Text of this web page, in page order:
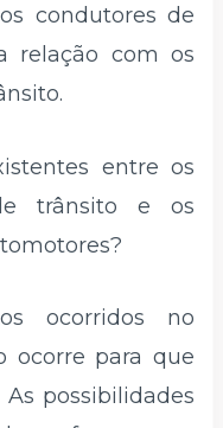
condutores de
relação com os
entre os
trânsito e os
ocorridos no
ocorre para que
possibilidades